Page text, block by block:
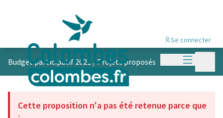
Menu
Se connecter
Budget participatif 2021 /Projets proposés
Cette proposition n'a pas été retenue parce que